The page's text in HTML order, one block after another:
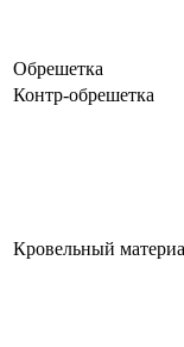
Обрешетка
Контр-обрешетка
Кровельный